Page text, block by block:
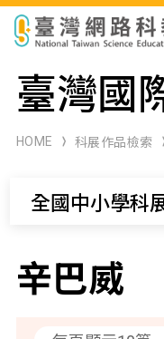
科展作品檢索
科學研習月刊
臺灣國
HOME 科展作品檢索
全國中小學科
辛巴威